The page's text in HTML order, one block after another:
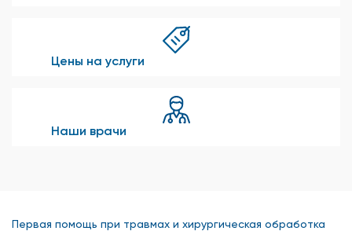
Цены на услуги
Наши врачи
Первая помощь при травмах и хирургическая обработка